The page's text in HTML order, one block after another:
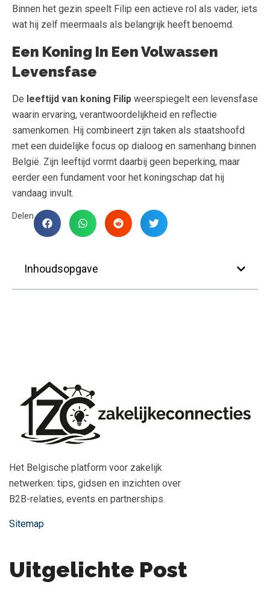
Binnen het gezin speelt Filip een actieve rol als vader, iets
wat hij zelf meermaals als belangrijk heeft benoemd.
Een Koning In Een Volwassen
Levensfase
De leeftijd van koning Filip weerspiegelt een levensfase
waarin ervaring, verantwoordelijkheid en reflectie
samenkomen. Hij combineert zijn taken als staatshoofd
met een duidelijke focus op dialoog en samenhang binnen
België. Zijn leeftijd vormt daarbij geen beperking, maar
eerder een fundament voor het koningschap dat hij
vandaag invult.
Delen
Inhoudsopgave
Het Belgische platform voor zakelijk
netwerken: tips, gidsen en inzichten over
B2B-relaties, events en partnerships.
Sitemap
Uitgelichte Post